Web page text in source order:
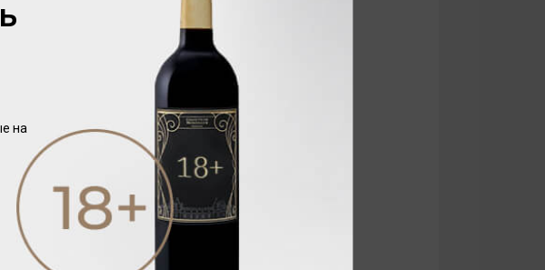
вино, пью его круглый год!»
«сладкое, игристое, вкусное», «отличное
когда-либо пробовал. Насыщенный вкус, яркий
и ягод. Сплошное удовольствие!»
на